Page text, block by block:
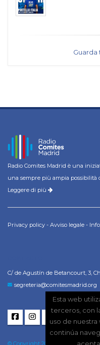
Radio Comites Madrid è una
una sempre più ampia possibilità
Leggere di più
Privacy policy - Avviso legale -
C/ de Agustín de Betancourt, 3,
segreteria@comitesmadrid.org
© Copyright 2026 Radio Comites
Esta web
terceros, con
uso de nuestra
continúa